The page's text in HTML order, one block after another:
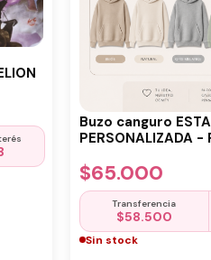
Buzo canguro
PERSONALIZADA -
$65.000
Transferencia
$58.500
Sin stock